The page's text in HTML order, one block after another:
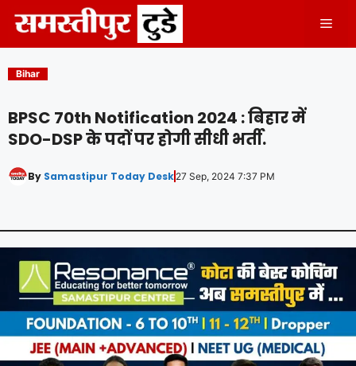
content
Bihar
BPSC 70th Notification 2024 : बिहार में
SDO-DSP के पदों पर होगी सीधी भर्ती.
By Samastipur Today Desk 27 Sep, 2024 7:37 PM